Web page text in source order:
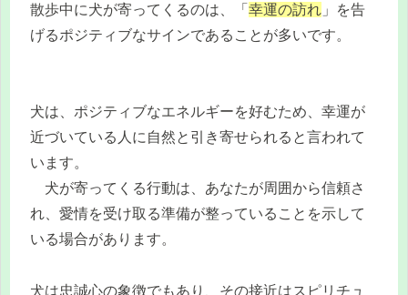
散歩中に犬が寄ってくるのは、「 幸運の訪れ 」を告
げるポジティブなサインであることが多いです。
犬は、ポジティブなエネルギーを好むため、幸運が
近づいている人に自然と引き寄せられると言われて
います。
犬が寄ってくる行動は、あなたが周囲から信頼さ
れ、愛情を受け取る準備が整っていることを示して
いる場合があります。
犬は忠誠心の象徴でもあり、その接近はスピリチュ